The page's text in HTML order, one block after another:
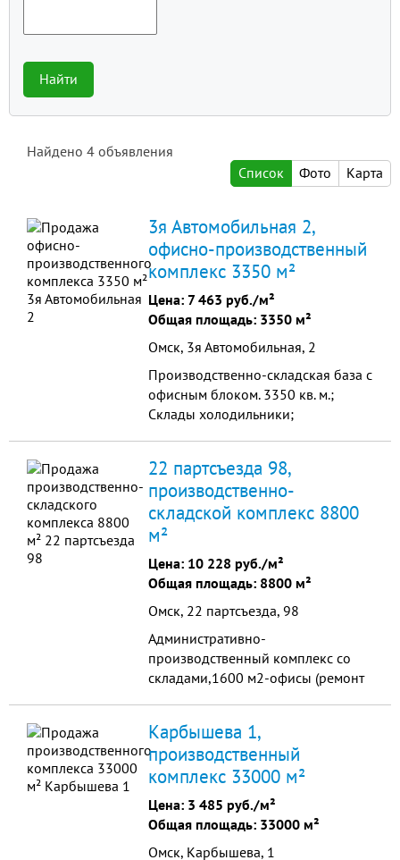
Найти
Найдено 4 объявления
Список
Фото Карта
3я Автомобильная 2,
офисно-производственный
комплекс 3350 м²
Цена: 7 463 руб./м²
Общая площадь: 3350 м²
Омск, 3я Автомобильная, 2
Производственно-складская база с
офисным блоком. 3350 кв. м.;
Склады холодильники;
площадки; Собственная котельная;
водопровод; канализация; оптика;
100% сдана в аренду.
Долгосрочные договора аренды.
22 партсъезда 98,
производственно-
складской комплекс 8800
м²
Цена: 10 228 руб./м²
Общая площадь: 8800 м²
Омск, 22 партсъезда, 98
Административно-
производственный комплекс со
складами,1600 м2-офисы (ремонт
одном здании, 3 отапливаемых
склада,ангар. Охрана КПП,
видеонаблюдение, парковка, все
коммуникации.
Карбышева 1,
производственный
комплекс 33000 м²
Цена: 3 485 руб./м²
Общая площадь: 33000 м²
Омск, Карбышева, 1